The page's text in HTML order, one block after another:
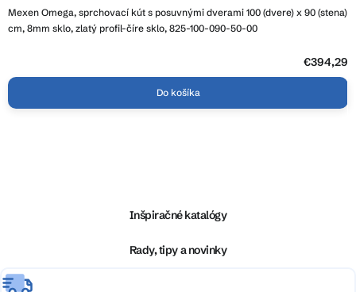
Mexen Omega, sprchovací kút s posuvnými dverami 100 (dvere) x 90 (stena)
cm, 8mm sklo, zlatý profil-číre sklo, 825-100-090-50-00
€394,29
Do košíka
e
Inšpiračné katalógy
Rady, tipy a novinky